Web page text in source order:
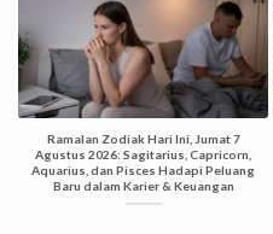
Ramalan Zodiak Hari Ini, Jumat 7
Agustus 2026: Sagitarius, Capricorn,
Aquarius, dan Pisces Hadapi Peluang
Baru dalam Karier & Keuangan